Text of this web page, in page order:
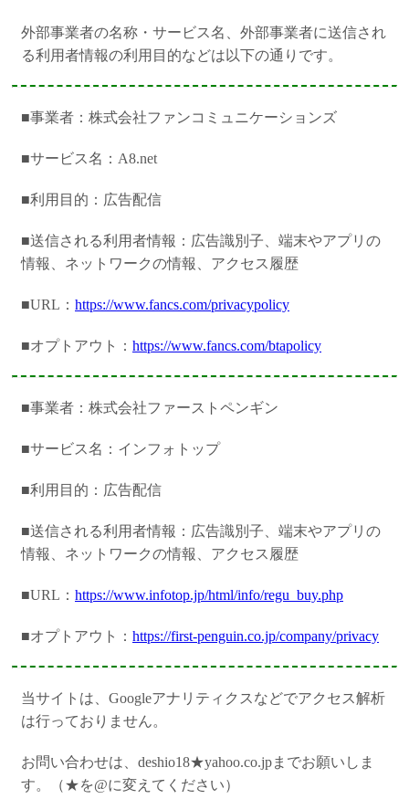
外部事業者の名称・サービス名、外部事業者に送信され
る利用者情報の利用目的などは以下の通りです。
■事業者：株式会社ファンコミュニケーションズ
■サービス名：A8.net
■利用目的：広告配信
■送信される利用者情報：広告識別子、端末やアプリの
情報、ネットワークの情報、アクセス履歴
■URL： https://www.fancs.com/privacypolicy
■オプトアウト： https://www.fancs.com/btapolicy
■事業者：株式会社ファーストペンギン
■サービス名：インフォトップ
■利用目的：広告配信
■送信される利用者情報：広告識別子、端末やアプリの
情報、ネットワークの情報、アクセス履歴
■URL： https://www.infotop.jp/html/info/regu_buy.php
■オプトアウト： https://first-penguin.co.jp/company/privacy
当サイトは、Googleアナリティクスなどでアクセス解析
は行っておりません。
お問い合わせは、deshio18★yahoo.co.jpまでお願いしま
す。（★を@に変えてください）